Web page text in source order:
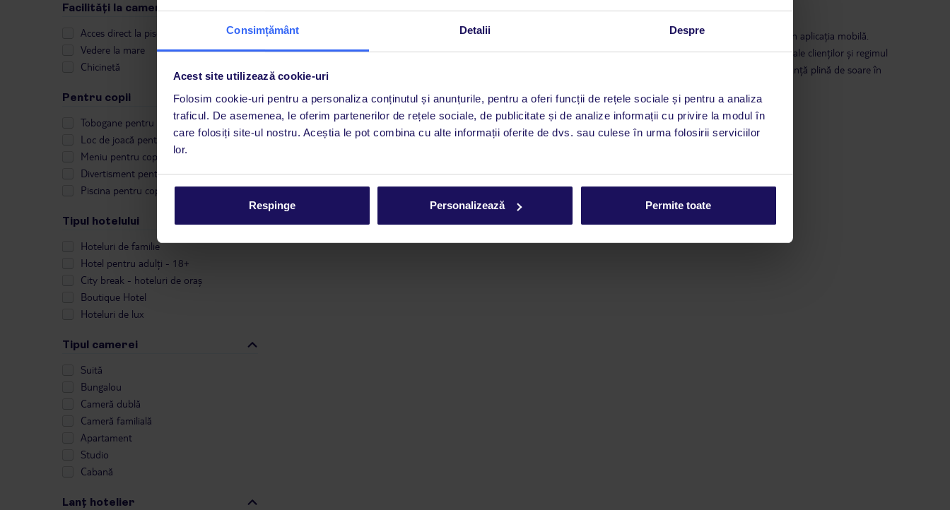
Consimțământ Detalii Despre
Acest site utilizează cookie-uri
Folosim cookie-uri pentru a personaliza conținutul și anunțurile, pentru a oferi funcții de rețele sociale și pentru a analiza
traficul. De asemenea, le oferim partenerilor de rețele sociale, de publicitate și de analize informații cu privire la modul în
care folosiți site-ul nostru. Aceștia le pot combina cu alte informații oferite de dvs. sau culese în urma folosirii serviciilor
lor.
Respinge Personalizează Permite toate
Facilități la cameră
Acces direct la piscină
Vedere la mare
Chicinetă
Pentru copii
Tobogane pentru copii
Loc de joacă pentru copii
Meniu pentru copii
Divertisment pentru copii
Piscina pentru copii
Tipul hotelului
Hoteluri de familie
Hotel pentru adulți - 18+
City break - hoteluri de oraș
Boutique Hotel
Hoteluri de lux
Tipul camerei
Suită
Bungalou
Cameră dublă
Cameră familială
Apartament
Studio
Cabană
Lanț hotelier
Cum găsiți cele mai bune oferte de cazare în Spania?
Cea mai simplă și sigură metodă de a bloca hotelul ideal este să utilizezi motorul de căutare de pe platforma
sau din aplicația mobilă.
Poți filtra ofertele în funcție de destinația exactă (insulă sau regiune de coastă), categoria hotelului (stele), evaluările reale ale clienților și regimul
de masă preferat. Compară prețurile, selectează facilitățile esențiale pentru tine și rezervă cu încredere următoarea ta vacanță plină de soare în
Pagina principală Spania Cazare